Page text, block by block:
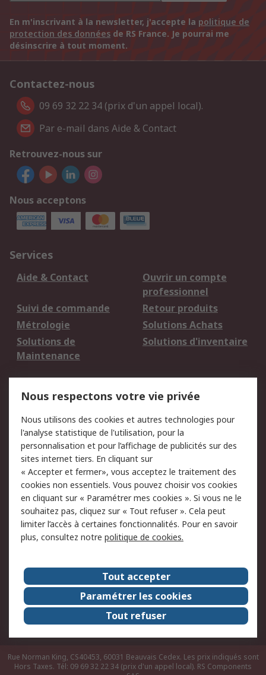
En m'inscrivant à la newsletter, j'accepte la politique de
protection des données de RS France. Je pourrai me
désinscrire à tout moment.
Contactez-nous
09 69 32 22 34 (prix d'un appel local).
Par e-mail dans Aide & Contact
Retrouvez-nous sur
Nous acceptons
Services
Aide & Contact
Ouvrir un compte
professionnel
Suivi de commande
Retour produits
Métrologie
Solutions Achats
Solutions de
Maintenance
Solutions d'inventaire
du site
Politique de protection
des données - Mise à
jour
Sécurité des E-mails
Conditions générales
de vente
Politique anti-
corruption
Campagnes marketing
A propos de RS
A propos de RS France
Evénements
Le groupe RS Group Plc
Presse
RS dans le monde
Démarche RSE
Nous rejoindre
RS Particuliers
Rue Norman King, CS40453, 60031 Beauvais Cedex. Les prix indiqués sont
Hors Taxes. Tél: 09 69 32 22 34 (prix d'un appel local). RS Components
Nous respectons votre vie privée
Nous utilisons des cookies et autres technologies pour
l'analyse statistique de l'utilisation, pour la
personnalisation et pour l’affichage de publicités sur des
sites internet tiers. En cliquant sur
« Accepter et fermer», vous acceptez le traitement des
cookies non essentiels. Vous pouvez choisir vos cookies
en cliquant sur « Paramétrer mes cookies ». Si vous ne le
souhaitez pas, cliquez sur « Tout refuser ». Cela peut
limiter l’accès à certaines fonctionnalités. Pour en savoir
plus, consultez notre politique de cookies.
Tout accepter
Paramétrer les cookies
Tout refuser